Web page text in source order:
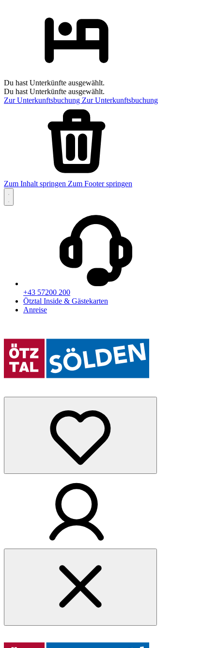
Du hast Unterkünfte ausgewählt.
Du hast Unterkünfte ausgewählt.
Zur Unterkunftsbuchung Zur Unterkunftsbuchung
Zum Inhalt springen Zum Footer springen
+43 57200 200
Ötztal Inside & Gästekarten
Anreise